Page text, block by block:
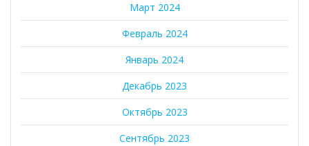
Март 2024
Февраль 2024
Январь 2024
Декабрь 2023
Октябрь 2023
Сентябрь 2023